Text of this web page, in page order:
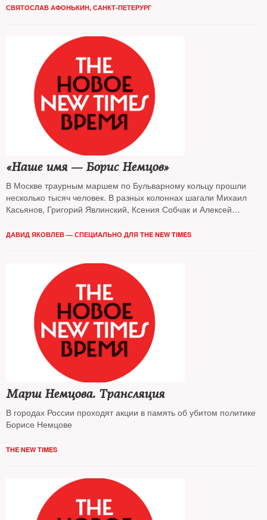
СВЯТОСЛАВ АФОНЬКИН, САНКТ-ПЕТЕРУРГ
«Наше имя — Борис Немцов»
В Москве траурным маршем по Бульварному кольцу прошли
несколько тысяч человек. В разных колоннах шагали Михаил
Касьянов, Григорий Явлинский, Ксения Собчак и Алексей
ДАВИД ЯКОВЛЕВ — СПЕЦИАЛЬНО ДЛЯ THE NEW TIMES
Марш Немцова. Трансляция
В городах России проходят акции в память об убитом политике
Борисе Немцове
THE NEW TIMES